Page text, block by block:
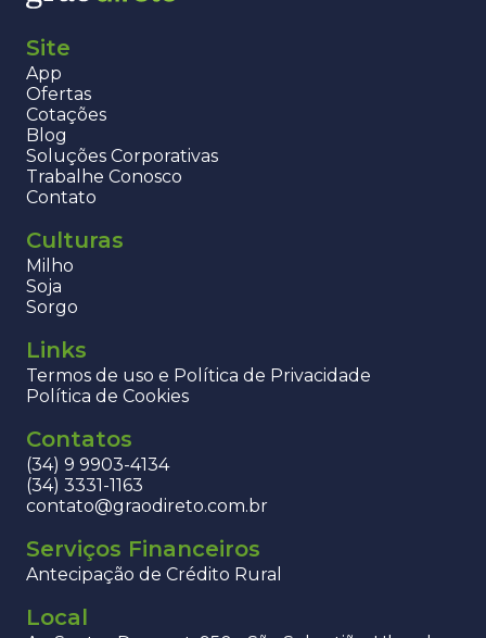
Site
App
Ofertas
Cotações
Blog
Soluções Corporativas
Trabalhe Conosco
Contato
Culturas
Milho
Soja
Sorgo
Links
Termos de uso e Política de Privacidade
Política de Cookies
Contatos
(34) 9 9903-4134
(34) 3331-1163
contato@graodireto.com.br
Serviços Financeiros
Antecipação de Crédito Rural
Local